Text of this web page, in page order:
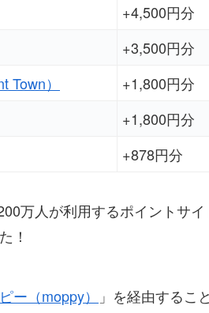
+4,500円分
+3,500円分
Town）
+1,800円分
+1,800円分
+878円分
万人が利用するポイントサイ
！
ー（moppy） 」を経由するこ